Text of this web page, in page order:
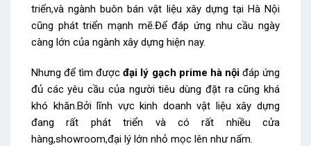
triển,và ngành buôn bán vật liệu xây dựng tại Hà Nội
cũng phát triển mạnh mẽ.Để đáp ứng nhu cầu ngày
càng lớn của ngành xây dựng hiện nay.
Nhưng để tìm đượcđại lý gạch prime hà nộiđáp ứng
đủ các yêu cầu của người tiêu dùng đặt ra cũng khá
khó khăn.Bởi lĩnh vực kinh doanh vật liệu xây dựng
đang rất phát triển và có rất nhiều cửa
hàng,showroom,đại lý lớn nhỏ mọc lên như nấm.